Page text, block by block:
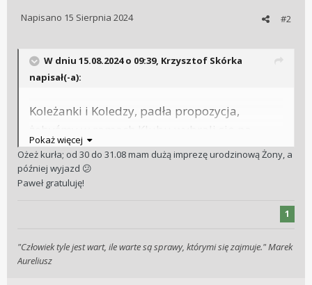
#2
Napisano 15 Sierpnia 2024
W dniu 15.08.2024 o 09:39, Krzysztof Skórka
napisał(-a):
Koleżanki i Koledzy, padła propozycja,
żebyśmy w ramach Klubu wybrali się na
Geneva Watch Days. Ponieważ jeden z
Członków Stowarzyszenia -
zawodowo blisko branży, a dodatkowo został
(przy okazji - serdeczne gratulacje!), to ma
możliwość wprowadzenia nas za kulisy i
Pokaż więcej
Ożeż kurła; od 30 do 31.08 mam dużą imprezę urodzinową Żony, a
później wyjazd 😕
Paweł gratuluję!
1
"Człowiek tyle jest wart, ile warte są sprawy, którymi się zajmuje." Marek
Aureliusz